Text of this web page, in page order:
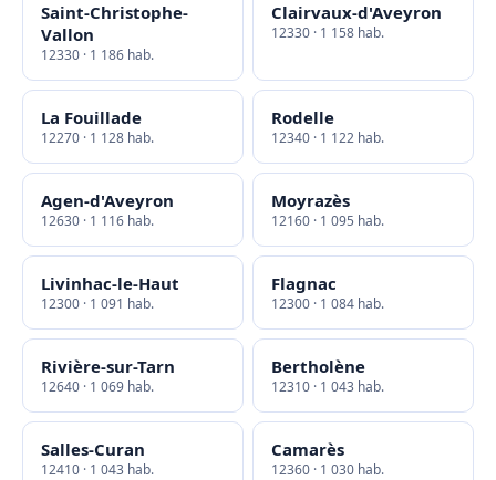
Saint-Christophe-
Vallon
12330 · 1 186 hab.
Clairvaux-d'Aveyron
12330 · 1 158 hab.
La Fouillade
12270 · 1 128 hab.
Rodelle
12340 · 1 122 hab.
Agen-d'Aveyron
12630 · 1 116 hab.
Moyrazès
12160 · 1 095 hab.
Livinhac-le-Haut
12300 · 1 091 hab.
Flagnac
12300 · 1 084 hab.
Rivière-sur-Tarn
12640 · 1 069 hab.
Bertholène
12310 · 1 043 hab.
Salles-Curan
12410 · 1 043 hab.
Camarès
12360 · 1 030 hab.